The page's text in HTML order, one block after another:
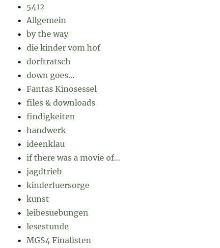
5412
Allgemein
by the way
die kinder vom hof
dorftratsch
down goes…
Fantas Kinosessel
files & downloads
findigkeiten
handwerk
ideenklau
if there was a movie of…
jagdtrieb
kinderfuersorge
kunst
leibesuebungen
lesestunde
MGS4 Finalisten